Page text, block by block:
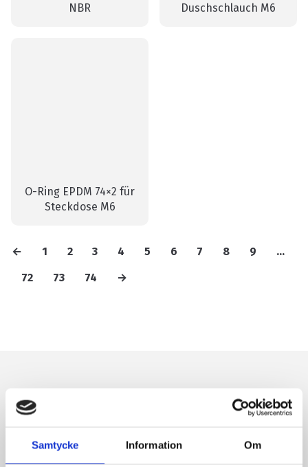
Samtycke Information Om
NBR
Duschschlauch M6
O-Ring EPDM 74×2 für
Steckdose M6
← 1 2 3 4 5 6 7 8 9 ...
72 73 74 →